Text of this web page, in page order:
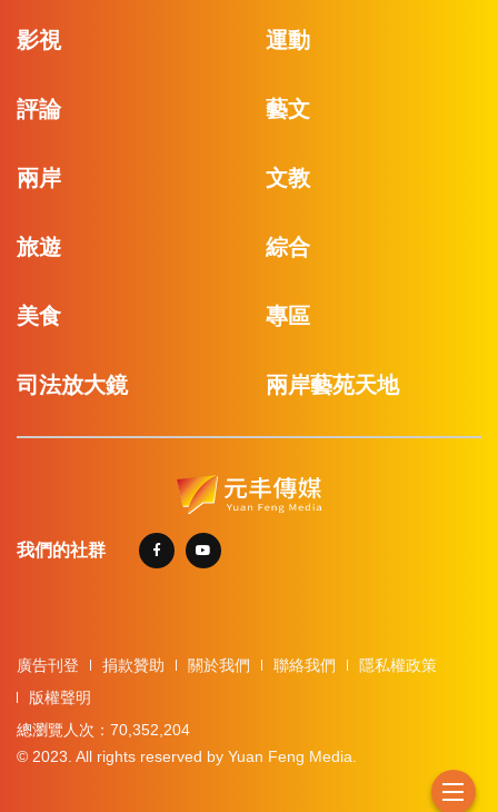
影視 運動
評論 藝文
兩岸 文教
旅遊 綜合
美食 專區
司法放大鏡 兩岸藝苑天地
我們的社群
廣告刊登 捐款贊助 關於我們 聯絡我們
隱私權政策
版權聲明
總瀏覽人次：70,352,204
© 2023. All rights reserved by Yuan Feng Media.